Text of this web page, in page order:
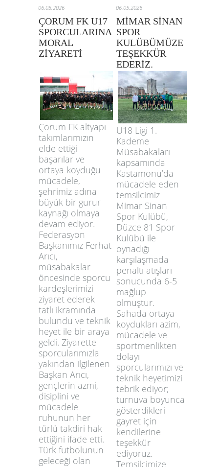
06.05.2026 06.05.2026
ÇORUM FK U17
SPORCULARINA
MORAL
ZİYARETİ
MİMAR SİNAN
SPOR
KULÜBÜMÜZE
TEŞEKKÜR
EDERİZ.
Çorum FK altyapı
takımlarımızın
elde ettiği
başarılar ve
ortaya koyduğu
mücadele,
şehrimiz adına
büyük bir gurur
kaynağı olmaya
devam ediyor.
Federasyon
Başkanımız Ferhat
Arıcı,
müsabakalar
öncesinde sporcu
kardeşlerimizi
ziyaret ederek
tatlı ikramında
bulundu ve teknik
heyet ile bir araya
geldi. Ziyarette
sporcularımızla
yakından ilgilenen
Başkan Arıcı,
gençlerin azmi,
disiplini ve
mücadele
ruhunun her
türlü takdiri hak
ettiğini ifade etti.
Türk futbolunun
geleceği olan
U18 Ligi 1.
Kademe
Müsabakaları
kapsamında
Kastamonu’da
mücadele eden
temsilcimiz
Mimar Sinan
Spor Kulübü,
Düzce 81 Spor
Kulübü ile
oynadığı
karşılaşmada
penaltı atışları
sonucunda 6-5
mağlup
olmuştur.
Sahada ortaya
koydukları azim,
mücadele ve
sportmenlikten
dolayı
sporcularımızı ve
teknik heyetimizi
tebrik ediyor;
turnuva boyunca
gösterdikleri
gayret için
kendilerine
teşekkür
ediyoruz.
Temsilcimize